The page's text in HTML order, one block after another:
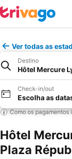
Ver todas as
Destino
Hôtel Mercure
Check-in/out
Escolha as
Como os pagamentos
Hôtel
Plaza